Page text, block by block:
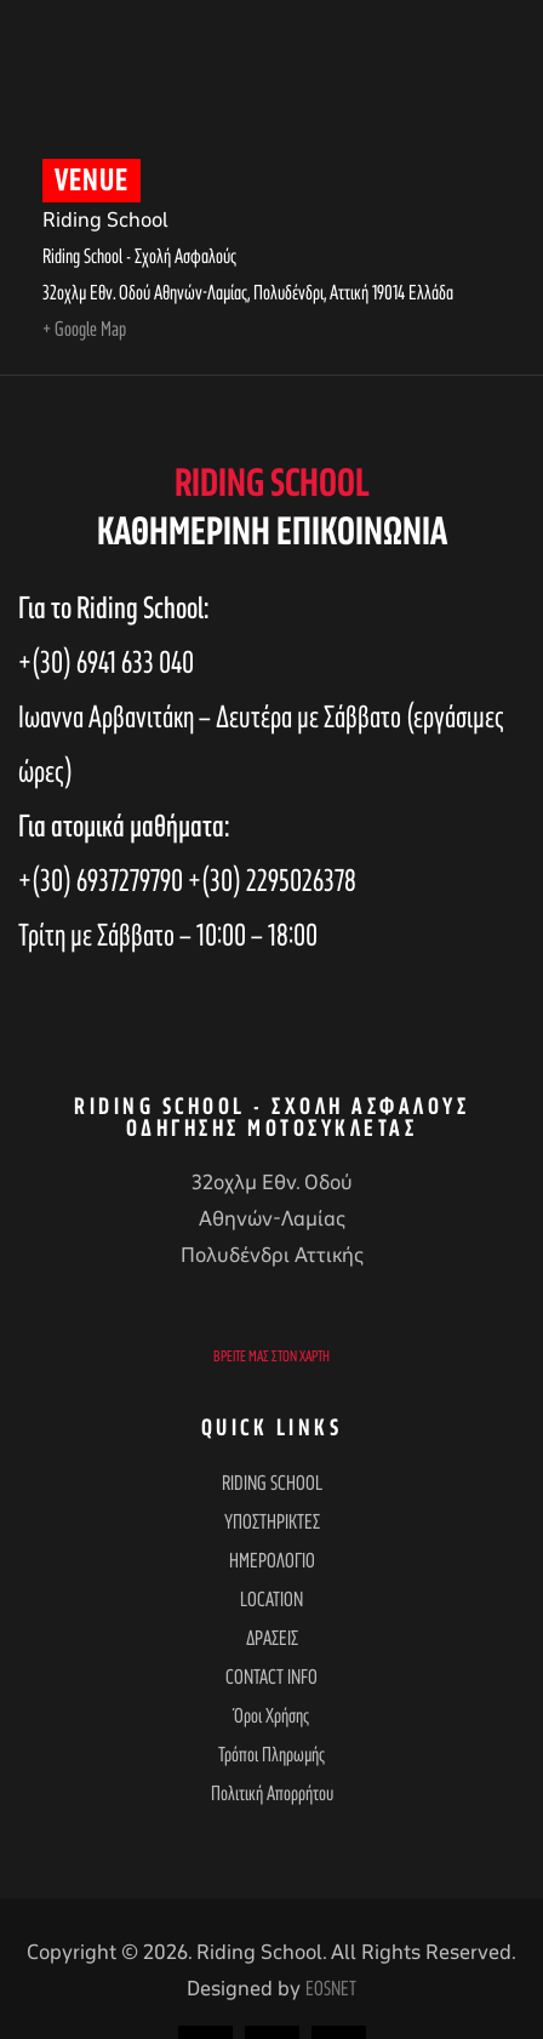
VENUE
Riding School
Riding School - Σχολή Ασφαλούς
32οχλμ Εθν. Οδού Αθηνών-Λαμίας, Πολυδένδρι,Αττική19014Ελλάδα
+ Google Map
RIDING SCHOOL
KAΘΗΜΕΡΙΝΗ ΕΠΙΚΟΙΝΩΝΙΑ
Για το Riding School:
+(30) 6941 633 040
Ιωαννα Αρβανιτάκη – Δευτέρα με Σάββατο (εργάσιμες
ώρες)
Για ατομικά μαθήματα:
+(30) 6937279790+(30) 2295026378
Τρίτη με Σάββατο – 10:00 – 18:00
RIDING SCHOOL - ΣΧΟΛΉ ΑΣΦΑΛΟΎΣ
ΟΔΉΓΗΣΗΣ ΜΟΤΟΣΥΚΛΈΤΑΣ
32οχλμ Εθν. Οδού
Αθηνών-Λαμίας
Πολυδένδρι Αττικής
ΒΡΕΊΤΕ ΜΑΣ ΣΤΟΝ ΧΆΡΤΗ
QUICK LINKS
RIDING SCHOOL
ΥΠΟΣΤΗΡΙΚΤΕΣ
ΗΜΕΡΟΛΟΓΙΟ
LOCATION
ΔΡΑΣΕΙΣ
CONTACT INFO
Όροι Χρήσης
Τρόποι Πληρωμής
Πολιτική Απορρήτου
Copyright © 2026. Riding School. All Rights Reserved.
Designed by EOSNET